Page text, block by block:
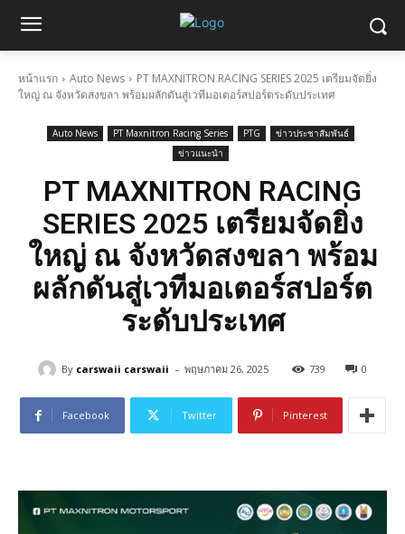
หน้าแรก Auto News
PT MAXNITRON RACING SERIES 2025 เตรียมจัดยิ่ง
ใหญ่ ณ จังหวัดสงขลา พร้อมผลักดันสู่เวทีมอเตอร์สปอร์ตระดับประเทศ
Auto News PT Maxnitron Racing Series PTG
ข่าวประชาสัมพันธ์
ข่าวแนะนำ
PT MAXNITRON RACING
SERIES 2025 เตรียมจัดยิ่ง
ใหญ่ ณ จังหวัดสงขลา พร้อม
ผลักดันสู่เวทีมอเตอร์สปอร์ต
ระดับประเทศ
By carswaii carswaii - พฤษภาคม 26, 2025 739 0
Facebook Twitter Pinterest